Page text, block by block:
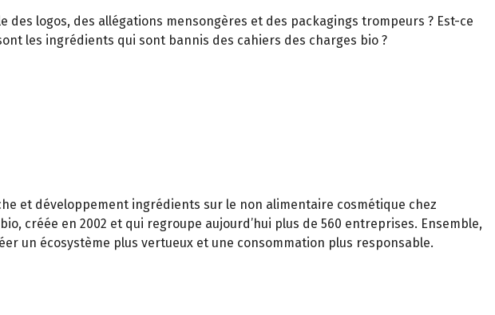
des logos, des allégations mensongères et des packagings trompeurs ? Est-ce
les ingrédients qui sont bannis des cahiers des charges bio ?
et développement ingrédients sur le non alimentaire cosmétique chez
créée en 2002 et qui regroupe aujourd’hui plus de 560 entreprises. Ensemble,
un écosystème plus vertueux et une consommation plus responsable.